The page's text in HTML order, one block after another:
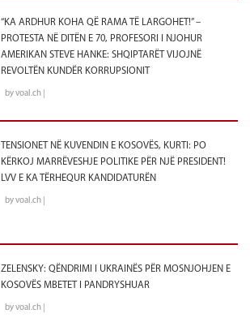
“KA ARDHUR KOHA QË RAMA TË LARGOHET!” –
PROTESTA NË DITËN E 70, PROFESORI I NJOHUR
AMERIKAN STEVE HANKE: SHQIPTARËT VIJOJNË
REVOLTËN KUNDËR KORRUPSIONIT
by voal.ch |
TENSIONET NË KUVENDIN E KOSOVËS, KURTI: PO
KËRKOJ MARRËVESHJE POLITIKE PËR NJË PRESIDENT!
LVV E KA TËRHEQUR KANDIDATURËN
by voal.ch |
ZELENSKY: QËNDRIMI I UKRAINËS PËR MOSNJOHJEN E
KOSOVËS MBETET I PANDRYSHUAR
by voal.ch |